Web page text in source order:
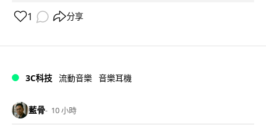
1 分享
3C科技 流動音樂 音樂耳機
藍骨 10 小時